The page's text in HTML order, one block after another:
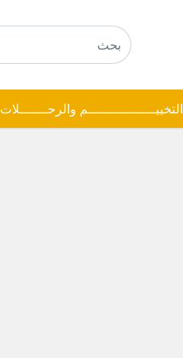
التخييـــــــــــــــــم والرحـــــــلات